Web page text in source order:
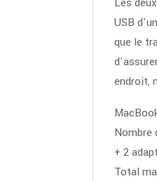
USB
que le
endroit,
Nombre
+ 2
Total